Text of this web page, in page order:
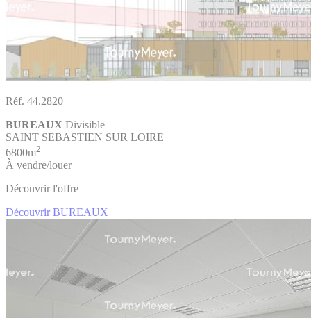
Réf. 44.2820
BUREAUX Divisible
SAINT SEBASTIEN SUR LOIRE
6800m2
À vendre/louer
Découvrir l'offre
Découvrir BUREAUX